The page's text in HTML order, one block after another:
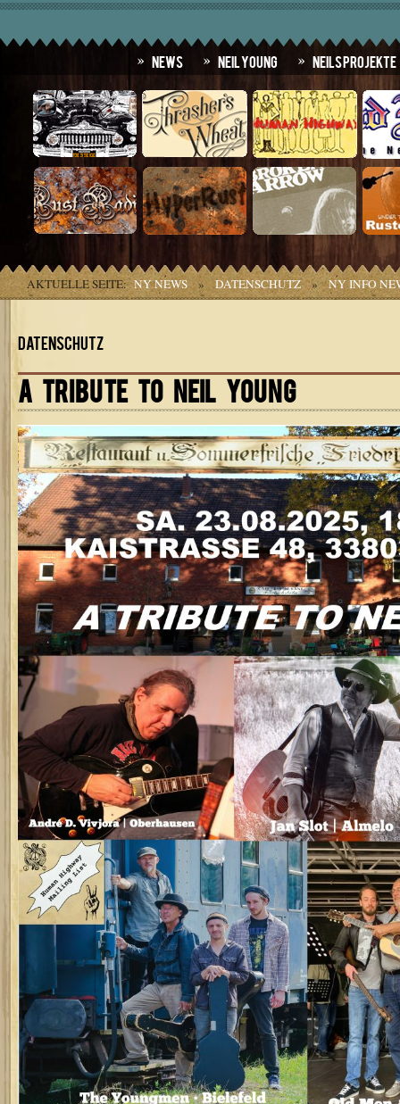
News Neil Young Neils Projekte
AKTUELLE SEITE: NY NEWS » DATENSCHUTZ » NY INFO
Datenschutz
A TRIBUTE TO NEIL YOUNG